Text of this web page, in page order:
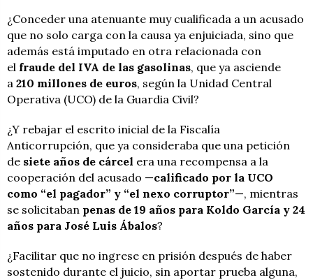
¿Conceder una atenuante muy cualificada a un acusado
que no solo carga con la causa ya enjuiciada, sino que
además está imputado en otra relacionada con
el fraude del IVA de las gasolinas, que ya asciende
a 210 millones de euros, según la Unidad Central
Operativa (UCO) de la Guardia Civil?
¿Y rebajar el escrito inicial de la Fiscalía
Anticorrupción, que ya consideraba que una petición
de siete años de cárcel era una recompensa a la
cooperación del acusado —calificado por la UCO
como “el pagador” y “el nexo corruptor”—, mientras
se solicitaban penas de 19 años para Koldo García y 24
años para José Luis Ábalos?
¿Facilitar que no ingrese en prisión después de haber
sostenido durante el juicio, sin aportar prueba alguna,